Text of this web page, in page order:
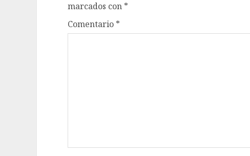
marcados con *
Comentario *